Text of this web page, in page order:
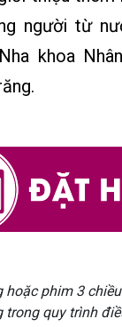
người từ
khoa
hoặc phim 3
quy trình